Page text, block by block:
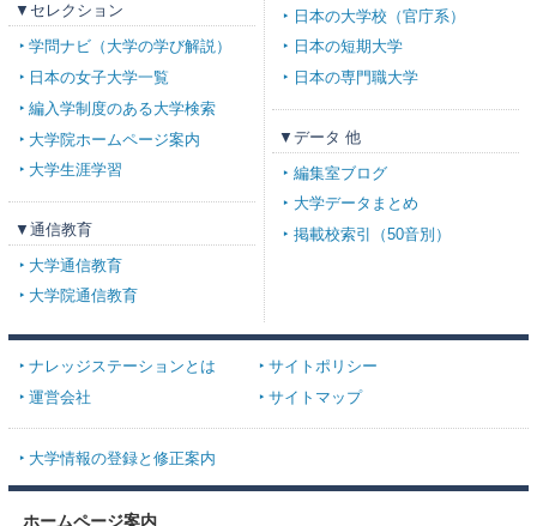
▼セレクション
学問ナビ（大学の学び解説）
日本の女子大学一覧
編入学制度のある大学検索
大学院ホームページ案内
大学生涯学習
▼通信教育
大学通信教育
大学院通信教育
日本の大学校（官庁系）
日本の短期大学
日本の専門職大学
▼データ 他
編集室ブログ
大学データまとめ
掲載校索引（50音別）
ナレッジステーションとは
サイトポリシー
運営会社
サイトマップ
大学情報の登録と修正案内
ホームページ案内